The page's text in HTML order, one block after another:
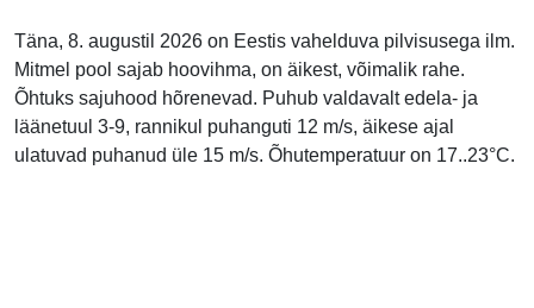
Täna, 8. augustil 2026 on Eestis vahelduva pilvisusega ilm.
Mitmel pool sajab hoovihma, on äikest, võimalik rahe.
Õhtuks sajuhood hõrenevad. Puhub valdavalt edela- ja
läänetuul 3-9, rannikul puhanguti 12 m/s, äikese ajal
ulatuvad puhanud üle 15 m/s. Õhutemperatuur on 17..23°C.